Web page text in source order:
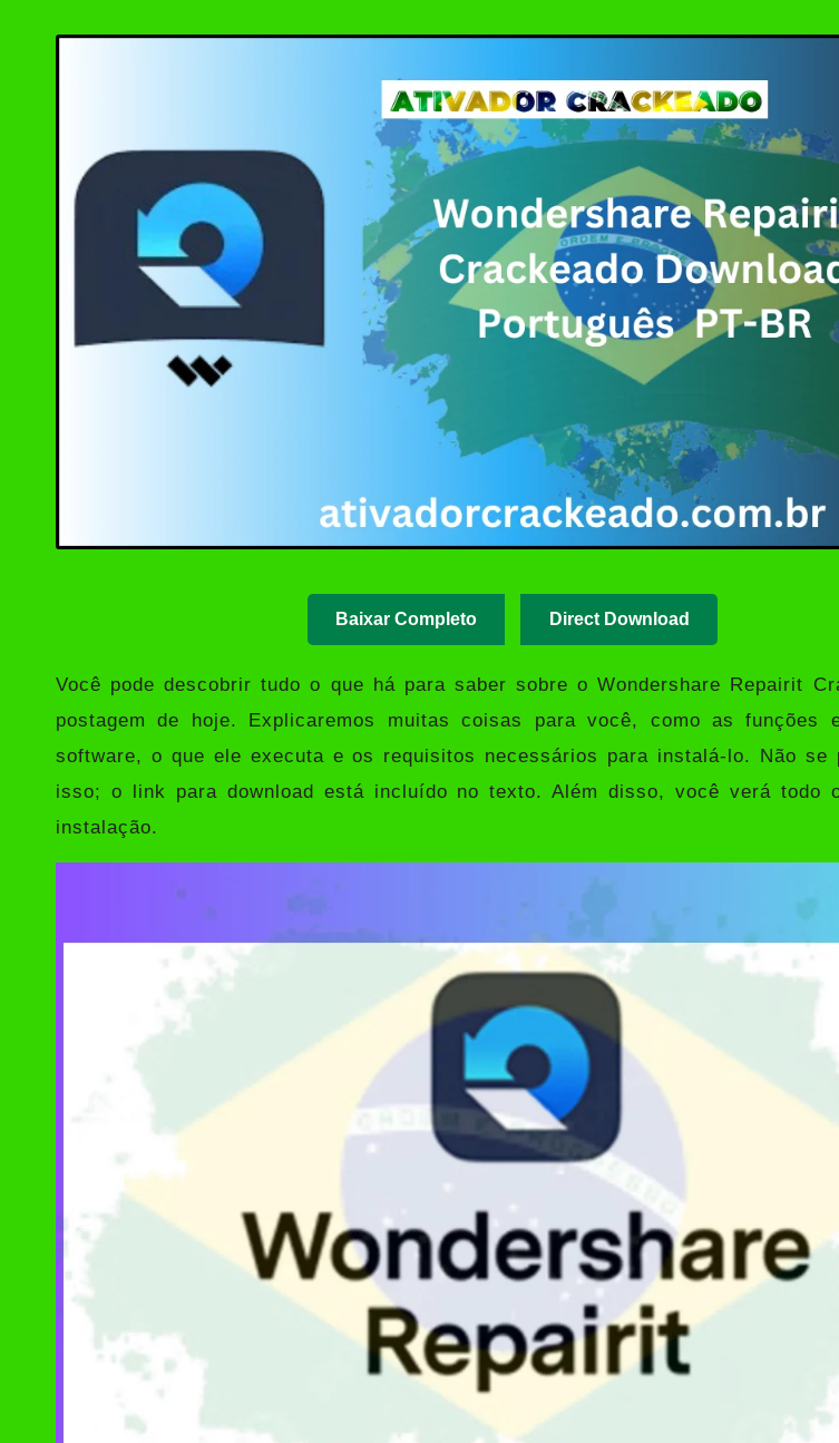
Ashampoo UnInstaller Download Crackeado +
Ativador Windows 7 Download Grátis: Windows
Baixar Completo Direct Download
Você pode descobrir tudo o que há para saber sobre oWondershare Repairit
postagem de hoje. Explicaremos muitas coisas para você, como as funções
software, o que ele executa e os requisitos necessários para instalá-lo. Não se
isso; o link para download está incluído no texto. Além disso, você verá todo
instalação.